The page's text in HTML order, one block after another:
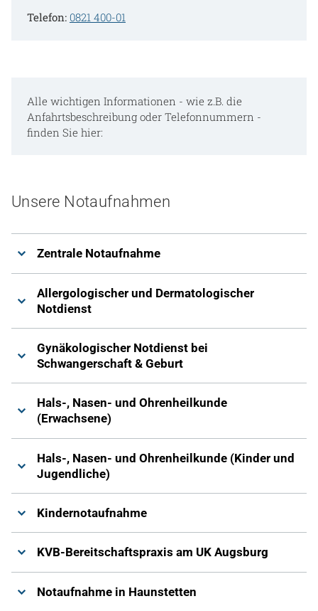
Telefon: 0821 400-01
Alle wichtigen Informationen - wie z.B. die
Anfahrtsbeschreibung oder Telefonnummern -
finden Sie hier:
Unsere Notaufnahmen
Zentrale Notaufnahme
Allergologischer und Dermatologischer
Notdienst
Gynäkologischer Notdienst bei
Schwangerschaft & Geburt
Hals-, Nasen- und Ohrenheilkunde
(Erwachsene)
Hals-, Nasen- und Ohrenheilkunde (Kinder und
Jugendliche)
Kindernotaufnahme
KVB-Bereitschaftspraxis am UK Augsburg
Notaufnahme in Haunstetten